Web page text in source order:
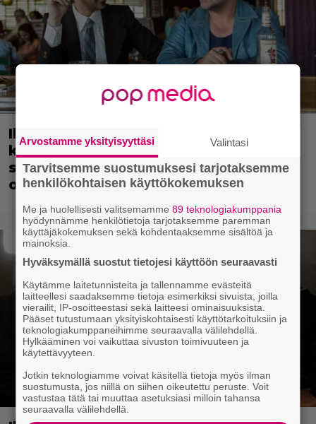
Illalla tv:ssä: Tähtikaksikon kemia
kantaa Hollywoodin rikoskomediaa –
suomalainen este kaatoi jatko-
osahaaveet
Arvostamme yksityisyyttäsi Valintasi
Tarvitsemme suostumuksesi tarjotaksemme
henkilökohtaisen käyttökokemuksen
Me ja huolellisesti valitsemamme89 teknologiakumppania
hyödynnämme henkilötietoja tarjotaksemme paremman
käyttäjäkokemuksen sekä kohdentaaksemme sisältöä ja
mainoksia.
Hyväksymällä suostut tietojesi käyttöön seuraavasti
Käytämme laitetunnisteita ja tallennamme evästeitä
laitteellesi saadaksemme tietoja esimerkiksi sivuista, joilla
vierailit, IP-osoitteestasi sekä laitteesi ominaisuuksista.
Pääset tutustumaan yksityiskohtaisesti käyttötarkoituksiin ja
teknologiakumppaneihimme seuraavalla välilehdellä.
Hylkääminen voi vaikuttaa sivuston toimivuuteen ja
käytettävyyteen.
Jotkin teknologiamme voivat käsitellä tietoja myös ilman
suostumusta, jos niillä on siihen oikeutettu peruste. Voit
vastustaa tätä tai muuttaa asetuksiasi milloin tahansa
seuraavalla välilehdellä.